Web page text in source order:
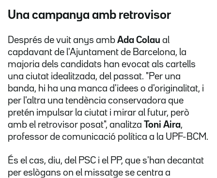
Una campanya amb retrovisor
Després de vuit anys amb Ada Colau al
capdavant de l'Ajuntament de Barcelona, la
majoria dels candidats han evocat als cartells
una ciutat idealitzada, del passat. "Per una
banda, hi ha una manca d'idees o d'originalitat, i
per l'altra una tendència conservadora que
pretén impulsar la ciutat i mirar al futur, però
amb el retrovisor posat", analitza Toni Aira,
professor de comunicació política a la UPF-BCM.
És el cas, diu, del PSC i el PP, que s'han decantat
per eslògans on el missatge se centra a